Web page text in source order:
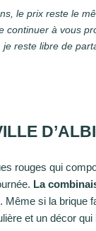
le prix reste le
continuer à vous
reste libre de
D’ALBI
rouges qui
La
. Même si la brique
et un décor qui